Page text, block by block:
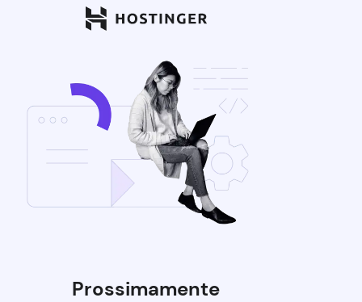
Prossimamente